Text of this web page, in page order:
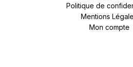
Politique de
Mentions
Mon compte